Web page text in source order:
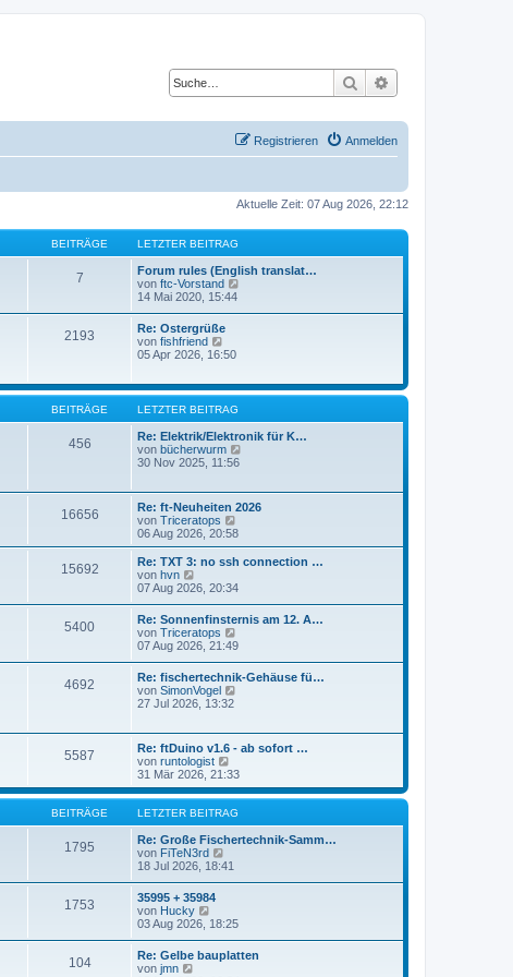
Suche
Anmelden
Registrieren
Aktuelle Zeit: 07 Aug 2026, 22:12
BEITRÄGE LETZTER BEITRAG
7
Forum rules (English translat…
von ftc-Vorstand
B
e
t
r
a
14 Mai 2020, 15:44
2193
Re: Ostergrüße
von fishfriend
e
s
t
r
B
e
i
r
a
g
05 Apr 2026, 16:50
BEITRÄGE LETZTER BEITRAG
456
Re: Elektrik/Elektronik für K…
von bücherwurm
s
t
B
e
r
a
30 Nov 2025, 11:56
16656
Re: ft-Neuheiten 2026
von Triceratops
e
u
e
t
r
B
i
t
r
06 Aug 2026, 20:58
15692
Re: TXT 3: no ssh connection …
von hvn
e
s
t
e
r
B
e
i
r
a
g
07 Aug 2026, 20:34
5400
Re: Sonnenfinsternis am 12. A…
von Triceratops
e
e
s
B
e
t
r
a
g
07 Aug 2026, 21:49
4692
Re: fischertechnik-Gehäuse fü…
von SimonVogel
e
r
B
i
r
27 Jul 2026, 13:32
5587
Re: ftDuino v1.6 - ab sofort …
von runtologist
e
u
e
s
t
e
B
r
a
g
31 Mär 2026, 21:33
BEITRÄGE LETZTER BEITRAG
1795
Re: Große Fischertechnik-Samm…
von FiTeN3rd
e
t
e
r
B
18 Jul 2026, 18:41
1753
35995 + 35984
von Hucky
e
s
03 Aug 2026, 18:25
104
Re: Gelbe bauplatten
von jmn